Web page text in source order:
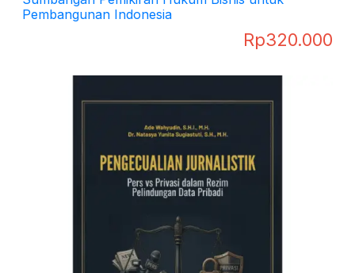
Pembangunan Indonesia
Rp320.000